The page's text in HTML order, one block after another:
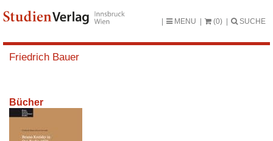
MENU (0) SUCHE
Friedrich Bauer
Bücher